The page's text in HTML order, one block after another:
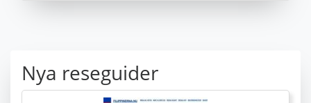
Nya reseguider